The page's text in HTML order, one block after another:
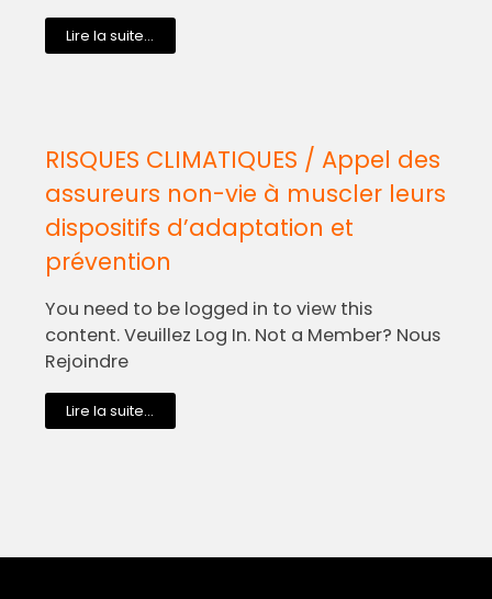
Lire la suite...
RISQUES CLIMATIQUES / Appel des
assureurs non-vie à muscler leurs
dispositifs d’adaptation et
prévention
You need to be logged in to view this
content. Veuillez Log In. Not a Member? Nous
Rejoindre
Lire la suite...